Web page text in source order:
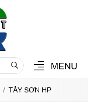
MENU
TẨY SƠN HP